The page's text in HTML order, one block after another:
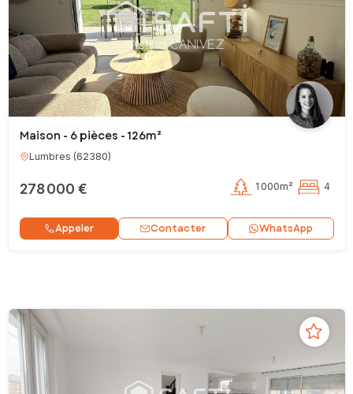
Maison - 6 pièces - 126m²
Lumbres (62380)
278 000 € 1 000m² 4
Appeler Contacter WhatsApp